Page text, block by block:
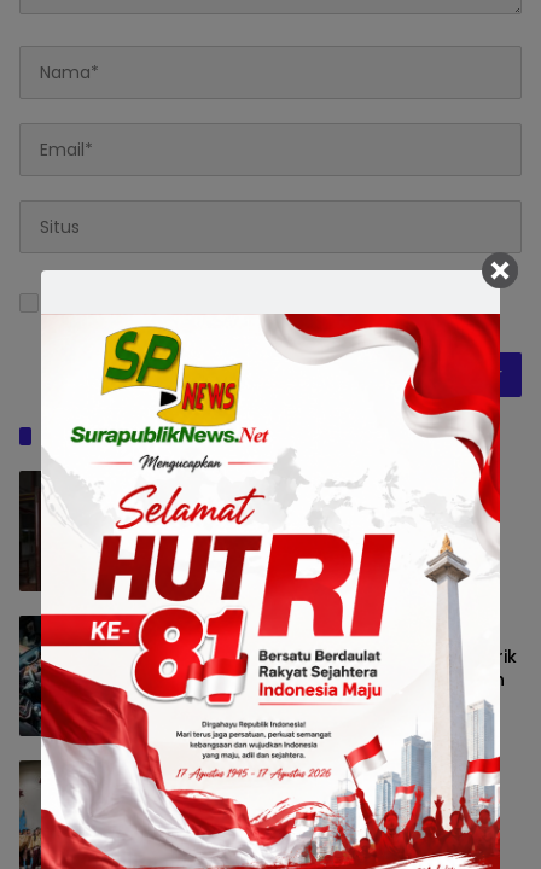
peramban ini untuk komentar saya berikutnya.
Baca Juga
Pemkot Surabaya Beri Insentif Rp300
Ribu bagi Warga yang Rekam Aksi
Pencurian Fasum
Pemerintahan 8 Agustus 2026 13:56
Pemerintah Siapkan Dukungan Fiskal
bagi Industri Otomotif, Pajak Mobil Listrik
dan Perlindungan Leasing Jadi Sorotan
8 Agustus 2026 12:38
Paduan Suara One Voice Spensabaya
Harumkan Surabaya, Raih Empat
Penghargaan di Thailand
Pemerintahan 7 Agustus 2026 21:25